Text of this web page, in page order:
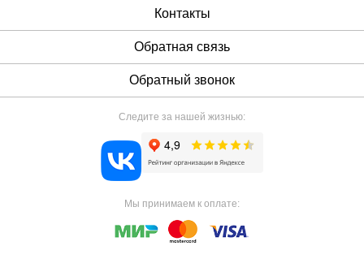
Контакты
Обратная связь
Обратный звонок
Следите за нашей жизнью:
Мы принимаем к оплате: